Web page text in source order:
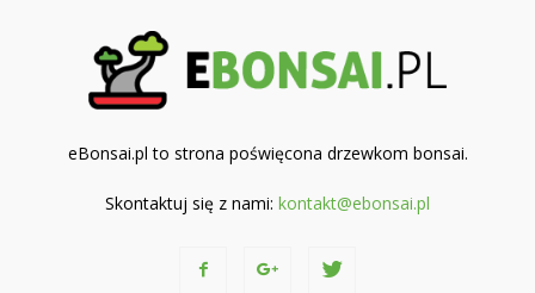
eBonsai.pl to strona poświęcona drzewkom bonsai.
Skontaktuj się z nami: kontakt@ebonsai.pl